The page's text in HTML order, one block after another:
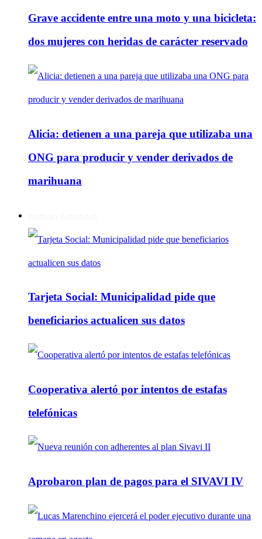
Grave accidente entre una moto y una bicicleta:
dos mujeres con heridas de carácter reservado
Alicia: detienen a una pareja que utilizaba una
ONG para producir y vender derivados de
marihuana
Tarjeta Social: Municipalidad pide que
beneficiarios actualicen sus datos
Cooperativa alertó por intentos de estafas
telefónicas
Aprobaron plan de pagos para el SIVAVI IV